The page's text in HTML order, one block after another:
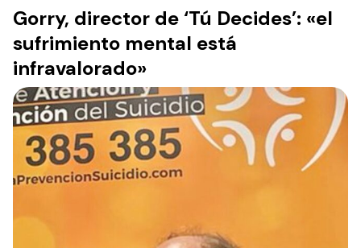
Gorry, director de ‘Tú Decides’: «el
sufrimiento mental está
infravalorado»